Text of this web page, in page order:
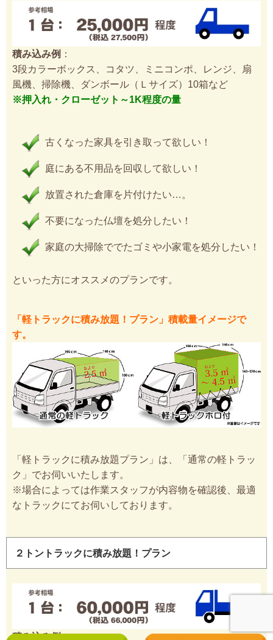
積み込み例 ：
3段カラーボックス、コタツ、ミニコンポ、レンジ、扇
風機、掃除機、ダンボール（Ｌサイズ）10箱など
※押入れ・クローゼット～1K程度の量
古くなった家具を引き取って欲しい！
庭にある不用品を回収して欲しい！
放置された倉庫を片付けたい…。
不要になった仏壇を処分したい！
家庭の大掃除ででたゴミや小家電を処分したい！
といった方にオススメのプランです。
「軽トラックに積み放題！プラン」積載量イメージで
す。
「軽トラックに積み放題プラン」は、「通常の軽トラッ
ク」でお伺いいたします。
※場合によっては作業スタッフが内容物を確認後、最適
なトラックにてお伺いしております。
２トントラックに積み放題！プラン
積み込み例：